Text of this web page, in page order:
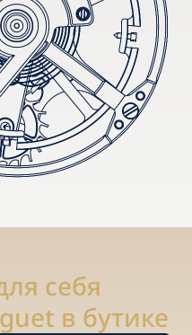
себя
в бутике